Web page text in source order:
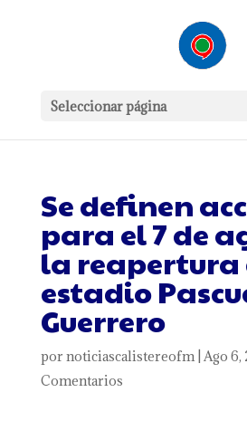
Seleccionar página
Se definen
para el 7 de
la reapertura
estadio
Guerrero
por noticiascalistereofm| Ago 6,
Comentarios